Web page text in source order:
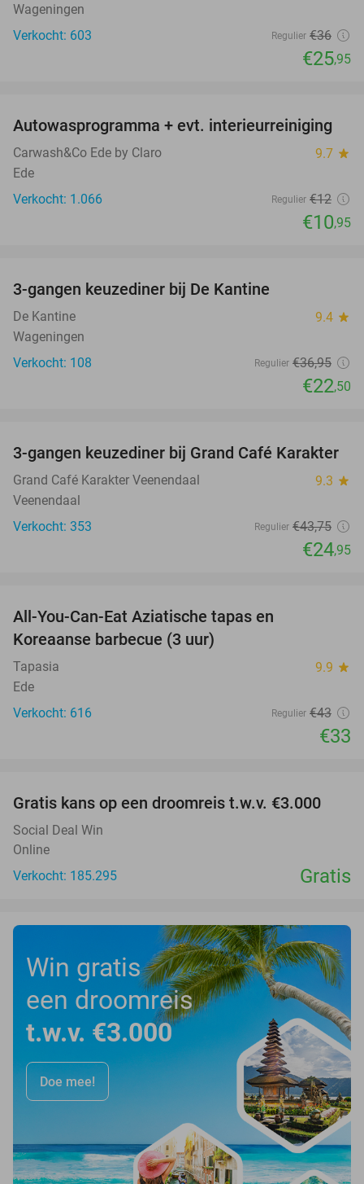
Wageningen
Verkocht: 603
Regulier €36
€25,95
9%
Autowasprogramma + evt. interieurreiniging
Carwash&Co Ede by Claro 9.7 star
Ede
Verkocht: 1.066
Regulier €12
€10,95
3-gangen keuzediner bij De Kantine
De Kantine 9.4 star
Wageningen
Verkocht: 108
Regulier €36,95
€22,50
43%
3-gangen keuzediner bij Grand Café Karakter
Grand Café Karakter Veenendaal 9.3 star
Veenendaal
Verkocht: 353
Regulier €43,75
€24,95
All-You-Can-Eat Aziatische tapas en
Koreaanse barbecue (3 uur)
Tapasia 9.9 star
Ede
Verkocht: 616
Regulier €43
€33
Gratis kans op een droomreis t.w.v. €3.000
Social Deal Win
Online
Verkocht: 185.295
Gratis
Win gratis
een droomreis
t.w.v. €3.000
Doe mee!